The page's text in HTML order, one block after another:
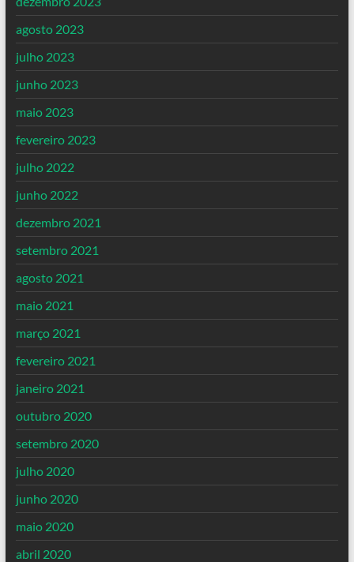
agosto 2023
julho 2023
junho 2023
maio 2023
fevereiro 2023
julho 2022
junho 2022
dezembro 2021
setembro 2021
agosto 2021
maio 2021
março 2021
fevereiro 2021
janeiro 2021
outubro 2020
setembro 2020
julho 2020
junho 2020
maio 2020
abril 2020